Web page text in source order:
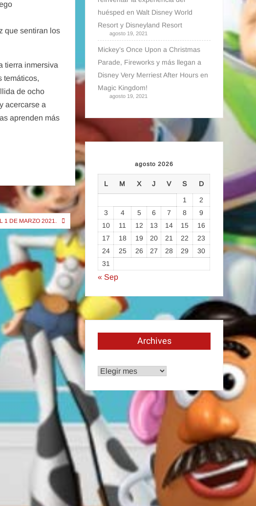
que sentiran los
tierra inmersiva
temáticos,
de ocho
acercarse a
aprenden más
1 DE MARZO 2021.⁣
huésped en Walt Disney World
Resort y Disneyland Resort
agosto 19, 2021
Mickey’s Once Upon a Christmas
Parade, Fireworks y más llegan a
Disney Very Merriest After Hours en
Magic Kingdom!
agosto 19, 2021
agosto 2026
L M X J V S D
1
2
3
4 5 6 7 8
9
10
11 12 13 14 15
16
17
18 19 20 21 22
23
24
25 26 27 28 29
30
31
« Sep
Archives
Archives